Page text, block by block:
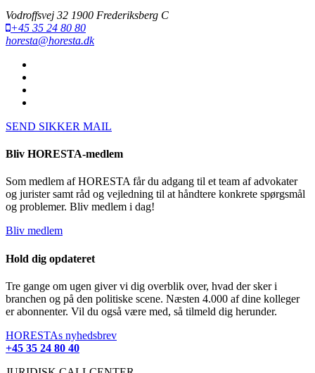
Vodroffsvej 32 1900 Frederiksberg C
+45 35 24 80 80
horesta@horesta.dk
SEND SIKKER MAIL
Bliv HORESTA-medlem
Som medlem af HORESTA får du adgang til et team af advokater
og jurister samt råd og vejledning til at håndtere konkrete spørgsmål
og problemer. Bliv medlem i dag!
Bliv medlem
Hold dig opdateret
Tre gange om ugen giver vi dig overblik over, hvad der sker i
branchen og på den politiske scene. Næsten 4.000 af dine kolleger
er abonnenter. Vil du også være med, så tilmeld dig herunder.
HORESTAs nyhedsbrev
+45 35 24 80 40